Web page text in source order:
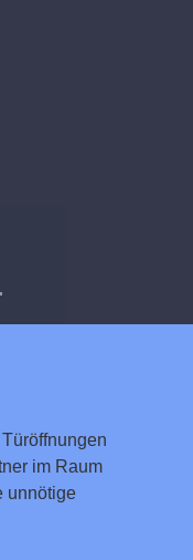
im Raum
unnötige